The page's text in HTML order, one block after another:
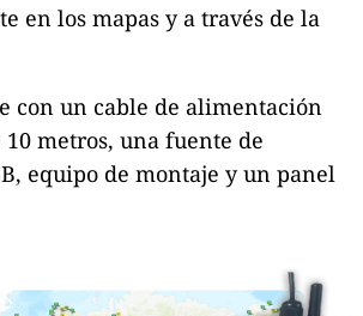
en los mapas y a través de la
con un cable de alimentación
metros, una fuente de
equipo de montaje y un panel